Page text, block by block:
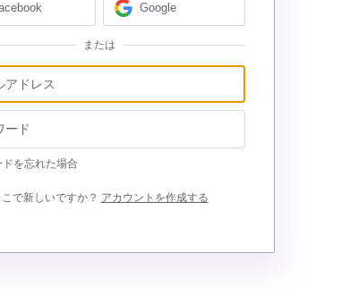
Google
または
ドを忘れた場合
こで新しいですか？ アカウントを作成する